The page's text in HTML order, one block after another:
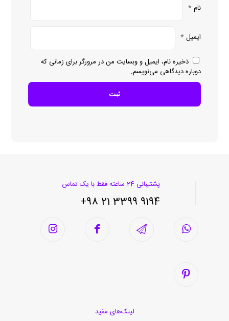
نام *
ایمیل *
ذخیره نام، ایمیل و وبسایت من در مرورگر برای زمانی که
دوباره دیدگاهی می‌نویسم.
پشتیبانی 24 ساعته فقط با یک تماس
9194 3399 21 98+
لینک‌های مفید